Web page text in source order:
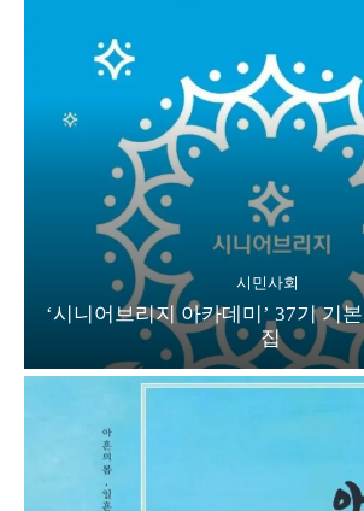
시민사회
‘시니어브리지 아카데미’ 37기 기
집